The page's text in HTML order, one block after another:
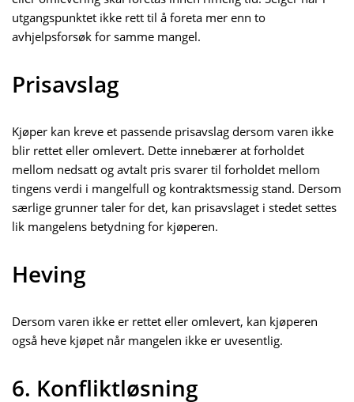
utgangspunktet ikke rett til å foreta mer enn to
avhjelpsforsøk for samme mangel.
Prisavslag
Kjøper kan kreve et passende prisavslag dersom varen ikke
blir rettet eller omlevert. Dette innebærer at forholdet
mellom nedsatt og avtalt pris svarer til forholdet mellom
tingens verdi i mangelfull og kontraktsmessig stand. Dersom
særlige grunner taler for det, kan prisavslaget i stedet settes
lik mangelens betydning for kjøperen.
Heving
Dersom varen ikke er rettet eller omlevert, kan kjøperen
også heve kjøpet når mangelen ikke er uvesentlig.
6. Konfliktløsning